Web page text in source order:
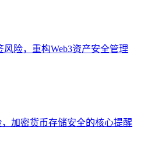
险，重构Web3资产安全管理
加密货币存储安全的核心提醒